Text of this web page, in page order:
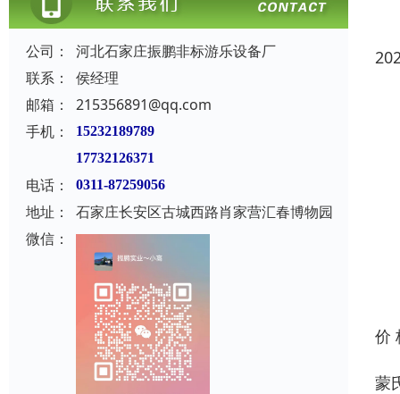
公司：
河北石家庄振鹏非标游乐设备厂
联系：
侯经理
邮箱：
215356891@qq.com
手机：
15232189789
17732126371
电话： 0311-87259056
地址：
石家庄长安区古城西路肖家营汇春博物园
微信：
价
蒙